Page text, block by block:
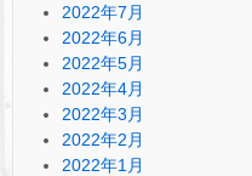
2022年7月
2022年6月
2022年5月
2022年4月
2022年3月
2022年2月
2022年1月